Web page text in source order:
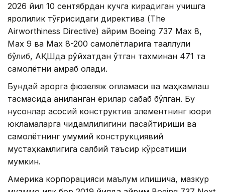
2026 йил 10 сентябрдан кучга кирадиган учишга
яроқлилик тўғрисидаги директива (The
Airworthiness Directive) айрим Boeing 737 Max 8,
Max 9 ва Max 8-200 самолётларига тааллуқли
бўлиб, АҚШда рўйхатдан ўтган тахминан 471 та
самолётни қамраб олади.
Бундай қарорга фюзеляж қопламаси ва маҳкамлаш
тасмасида аниқланган ёриқлар сабаб бўлган. Бу
нуқсонлар асосий конструктив элементнинг юқори
юкламаларга чидамлилигини пасайтириши ва
самолётнинг умумий конструкциявий
мустаҳкамлигига салбий таъсир кўрсатиши
мумкин.
Америка корпорацияси маълум қилишича, мазкур